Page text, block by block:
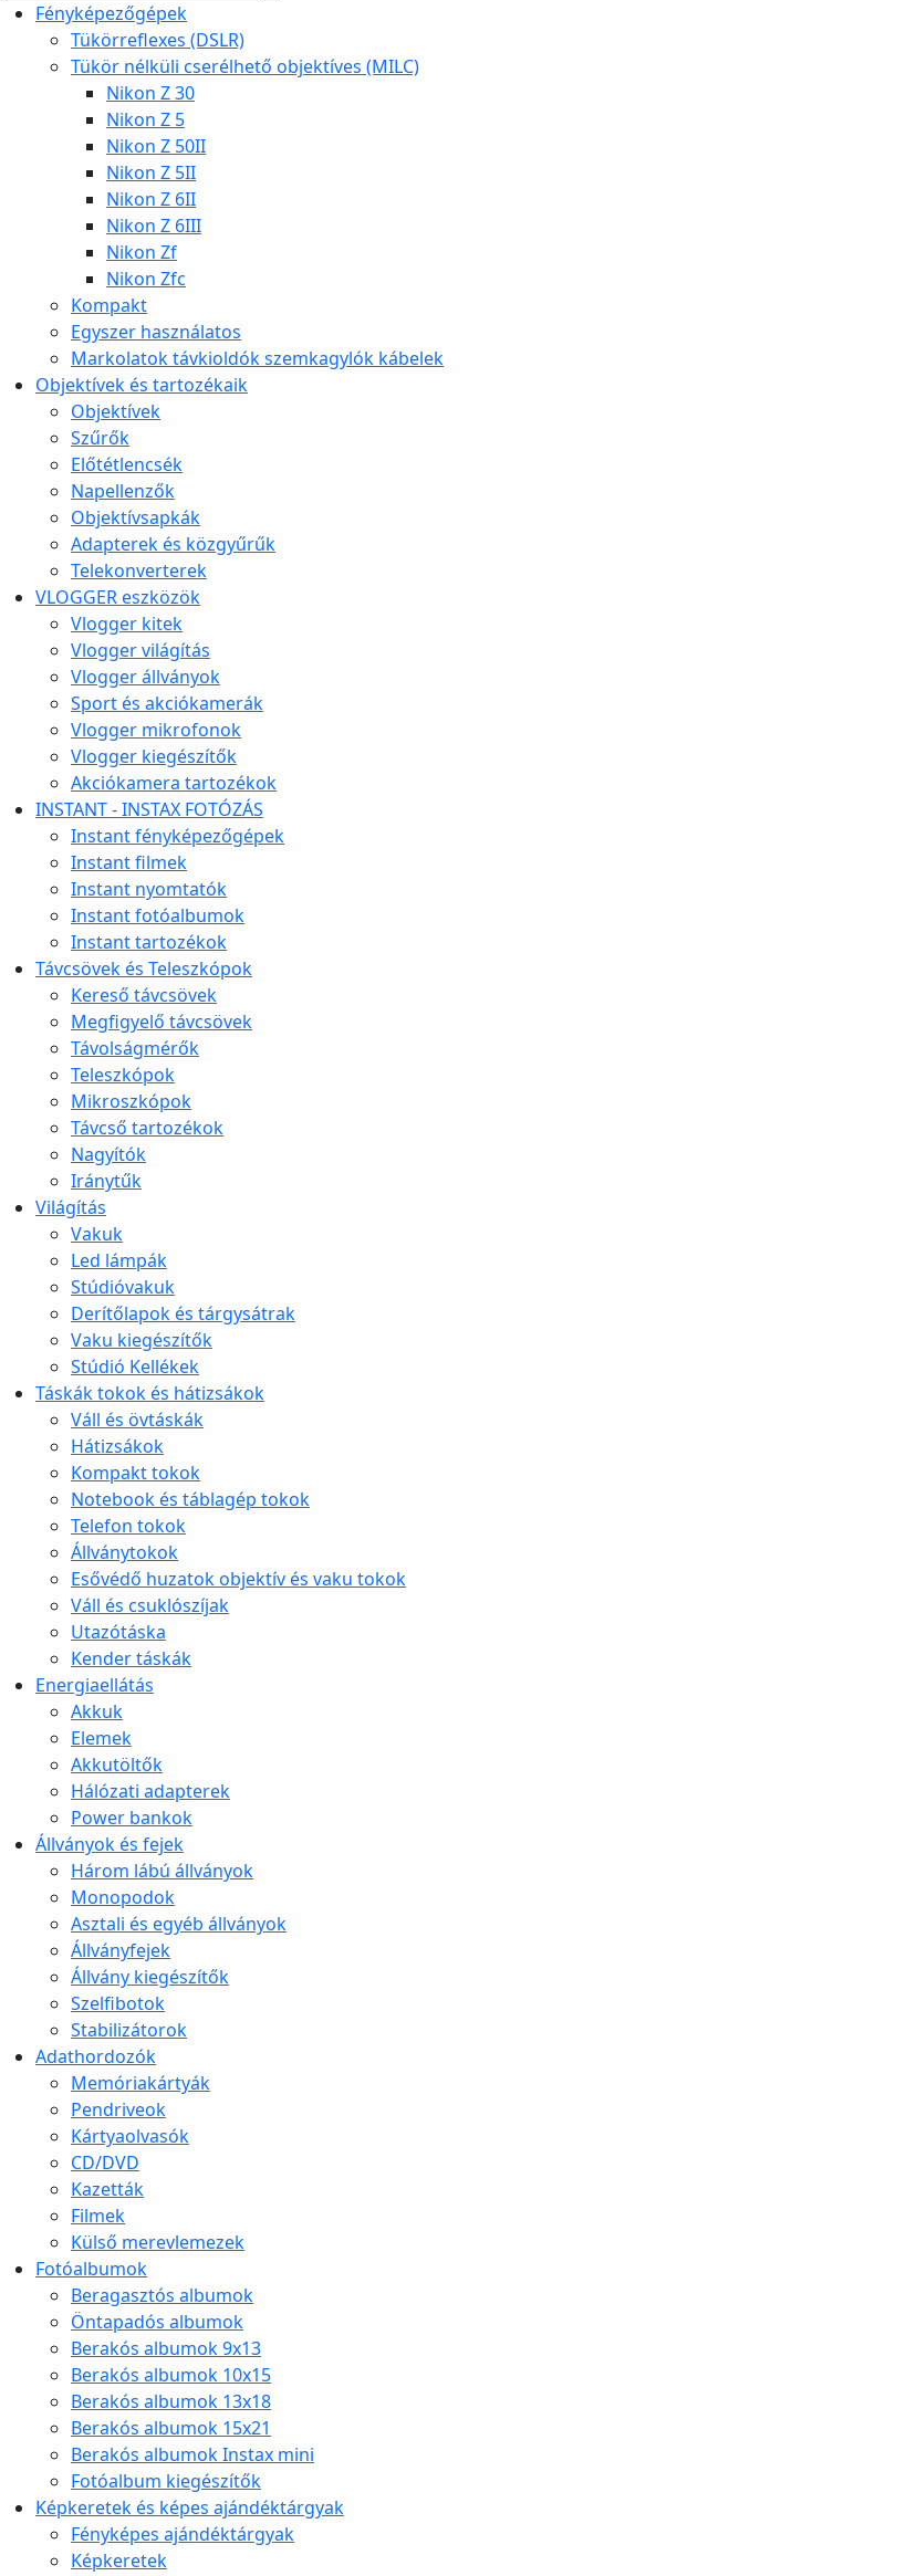
Fényképezőgépek
Tükörreflexes (DSLR)
Tükör nélküli cserélhető objektíves (MILC)
Nikon Z 30
Nikon Z 5
Nikon Z 50II
Nikon Z 5II
Nikon Z 6II
Nikon Z 6III
Nikon Zf
Nikon Zfc
Kompakt
Egyszer használatos
Markolatok távkioldók szemkagylók kábelek
Objektívek és tartozékaik
Objektívek
Szűrők
Előtétlencsék
Napellenzők
Objektívsapkák
Adapterek és közgyűrűk
Telekonverterek
VLOGGER eszközök
Vlogger kitek
Vlogger világítás
Vlogger állványok
Sport és akciókamerák
Vlogger mikrofonok
Vlogger kiegészítők
Akciókamera tartozékok
INSTANT - INSTAX FOTÓZÁS
Instant fényképezőgépek
Instant filmek
Instant nyomtatók
Instant fotóalbumok
Instant tartozékok
Távcsövek és Teleszkópok
Kereső távcsövek
Megfigyelő távcsövek
Távolságmérők
Teleszkópok
Mikroszkópok
Távcső tartozékok
Nagyítók
Iránytűk
Világítás
Vakuk
Led lámpák
Stúdióvakuk
Derítőlapok és tárgysátrak
Vaku kiegészítők
Stúdió Kellékek
Táskák tokok és hátizsákok
Váll és övtáskák
Hátizsákok
Kompakt tokok
Notebook és táblagép tokok
Telefon tokok
Állványtokok
Esővédő huzatok objektív és vaku tokok
Váll és csuklószíjak
Utazótáska
Kender táskák
Energiaellátás
Akkuk
Elemek
Akkutöltők
Hálózati adapterek
Power bankok
Állványok és fejek
Három lábú állványok
Monopodok
Asztali és egyéb állványok
Állványfejek
Állvány kiegészítők
Szelfibotok
Stabilizátorok
Adathordozók
Memóriakártyák
Pendriveok
Kártyaolvasók
CD/DVD
Kazetták
Filmek
Külső merevlemezek
Fotóalbumok
Beragasztós albumok
Öntapadós albumok
Berakós albumok 9x13
Berakós albumok 10x15
Berakós albumok 13x18
Berakós albumok 15x21
Berakós albumok Instax mini
Fotóalbum kiegészítők
Képkeretek és képes ajándéktárgyak
Fényképes ajándéktárgyak
Képkeretek